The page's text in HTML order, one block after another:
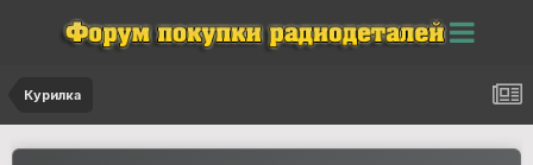
Курилка